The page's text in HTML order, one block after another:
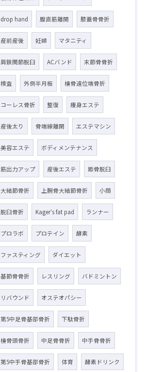
drop hand 腹直筋離開 膝蓋骨骨折
産前産後 妊婦 マタニティ
肩鎖関節脱臼 ACバンド 末節骨骨折
検査 外側半月板 橈骨遠位端骨折
コーレス骨折 整復 痩身エステ
産後太り 骨端線離開 エステマシン
美容エステ ボディメンテナンス
筋出力アップ 産後エステ 距骨脱臼
大結節骨折 上腕骨大結節骨折 小顔
脱臼骨折 Kager‘s fat pad ランナー
プロラボ プロテイン 酵素
ファスティング ダイエット
基節骨骨折 レスリング バドミントン
リバウンド オステオパシー
第5中足骨基部骨折 下駄骨折
橈骨頭骨折 中足骨骨折 中手骨骨折
第5中手骨基部骨折 体育 酵素ドリンク